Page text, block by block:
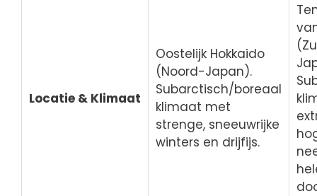
Locatie & Klimaat
Oostelijk Hokkaido
(Noord-Japan).
Subarctisch/boreaal
klimaat met
strenge, sneeuwrijke
winters en drijfijs.